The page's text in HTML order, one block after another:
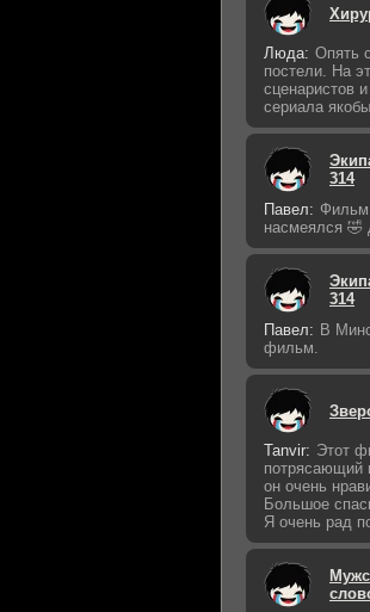
Люда: Опять
постели. На
сценаристов
сериала
314
Павел: Фильм
насмеялся 🤣
314
Павел: В
фильм.
Tanvir: Этот
потрясающий
он очень
Большое
Я очень рад